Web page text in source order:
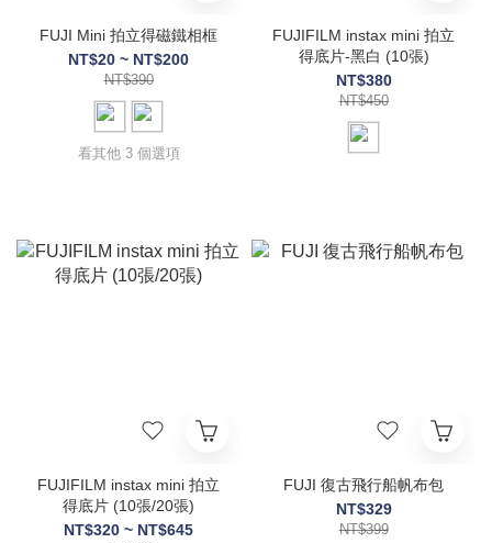
FUJI Mini 拍立得磁鐵相框
NT$20 ~ NT$200
NT$390
看其他 3 個選項
FUJIFILM instax mini 拍立
得底片-黑白 (10張)
NT$380
NT$450
FUJIFILM instax mini 拍立
得底片 (10張/20張)
NT$320 ~ NT$645
FUJI 復古飛行船帆布包
NT$329
NT$399